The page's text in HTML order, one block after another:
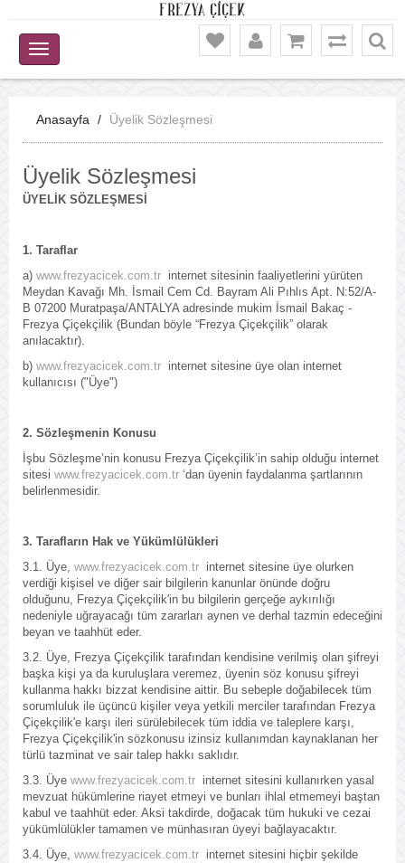
Anasayfa Üyelik Sözleşmesi
Üyelik Sözleşmesi
ÜYELİK SÖZLEŞMESİ
1. Taraflar
a) www.frezyacicek.com.tr internet sitesinin faaliyetlerini yürüten
Meydan Kavağı Mh. İsmail Cem Cd. Bayram Ali Pıhlıs Apt. N:52/A-
B 07200 Muratpaşa/ANTALYA adresinde mukim İsmail Bakaç -
Frezya Çiçekçilik (Bundan böyle “Frezya Çiçekçilik” olarak
anılacaktır).
b) www.frezyacicek.com.tr internet sitesine üye olan internet
kullanıcısı ("Üye")
2. Sözleşmenin Konusu
İşbu Sözleşme’nin konusu Frezya Çiçekçilik’in sahip olduğu internet
sitesi www.frezyacicek.com.tr ‘dan üyenin faydalanma şartlarının
belirlenmesidir.
3. Tarafların Hak ve Yükümlülükleri
3.1. Üye, www.frezyacicek.com.tr internet sitesine üye olurken
verdiği kişisel ve diğer sair bilgilerin kanunlar önünde doğru
olduğunu, Frezya Çiçekçilik'in bu bilgilerin gerçeğe aykırılığı
nedeniyle uğrayacağı tüm zararları aynen ve derhal tazmin edeceğini
beyan ve taahhüt eder.
3.2. Üye, Frezya Çiçekçilik tarafından kendisine verilmiş olan şifreyi
başka kişi ya da kuruluşlara veremez, üyenin söz konusu şifreyi
kullanma hakkı bizzat kendisine aittir. Bu sebeple doğabilecek tüm
sorumluluk ile üçüncü kişiler veya yetkili merciler tarafından Frezya
Çiçekçilik'e karşı ileri sürülebilecek tüm iddia ve taleplere karşı,
Frezya Çiçekçilik'in sözkonusu izinsiz kullanımdan kaynaklanan her
türlü tazminat ve sair talep hakkı saklıdır.
3.3. Üye www.frezyacicek.com.tr internet sitesini kullanırken yasal
mevzuat hükümlerine riayet etmeyi ve bunları ihlal etmemeyi baştan
kabul ve taahhüt eder. Aksi takdirde, doğacak tüm hukuki ve cezai
yükümlülükler tamamen ve münhasıran üyeyi bağlayacaktır.
3.4. Üye, www.frezyacicek.com.tr internet sitesini hiçbir şekilde